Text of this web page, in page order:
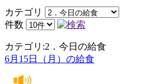
カテゴリ
件数
カテゴリ:2．今日の給食
6月15日（月）の給食